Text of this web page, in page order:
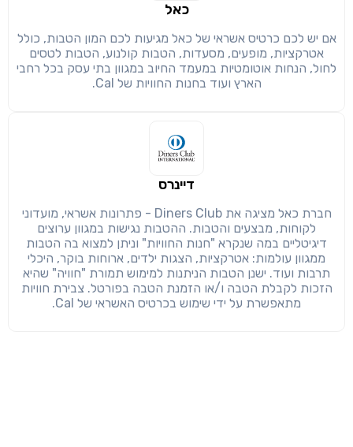
הבנתי, המשך לאתר
כאל
אם יש לכם כרטיס אשראי של כאל מגיעות לכם המון הטבות, כולל
אטרקציות, מופעים, מסעדות, הטבות קולנוע, הטבות לטסים
לחול, הנחות אוטומטיות במעמד החיוב במגוון בתי עסק בכל רחבי
הארץ ועוד בחנות החוויות של Cal.
דיינרס
חברת כאל מציגה את Diners Club - פתרונות אשראי, מועדוני
לקוחות, מבצעים והטבות. ההטבות נגישות במגוון ערוצים
דיגיטליים במה שנקרא "חנות החוויות" וניתן למצוא בה הטבות
ממגוון עולמות: אטרקציות, הצגות ילדים, ארוחות בוקר, היכלי
תרבות ועוד. ישנן הטבות הניתנות למימוש תמורת "חוויה" שהיא
הזכות לקבלת הטבה ו/או הזמנת הטבה בפורטל. צבירת חוויות
מתאפשרת על ידי שימוש בכרטיס האשראי של Cal.